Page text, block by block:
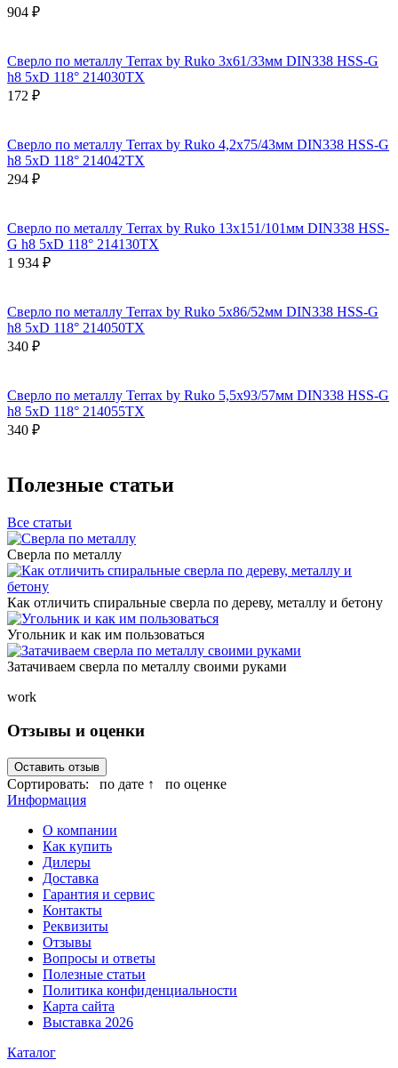
904 ₽
Сверло по металлу Terrax by Ruko 3x61/33мм DIN338 HSS-G
h8 5xD 118° 214030TX
172 ₽
Сверло по металлу Terrax by Ruko 4,2x75/43мм DIN338 HSS-G
h8 5xD 118° 214042TX
294 ₽
Сверло по металлу Terrax by Ruko 13x151/101мм DIN338 HSS-
G h8 5xD 118° 214130TX
1 934 ₽
Сверло по металлу Terrax by Ruko 5x86/52мм DIN338 HSS-G
h8 5xD 118° 214050TX
340 ₽
Сверло по металлу Terrax by Ruko 5,5x93/57мм DIN338 HSS-G
h8 5xD 118° 214055TX
340 ₽
Полезные статьи
Все статьи
Сверла по металлу
Как отличить спиральные сверла по дереву, металлу и бетону
Угольник и как им пользоваться
Затачиваем сверла по металлу своими руками
work
Отзывы и оценки
Оставить отзыв
Сортировать: по дате ↑
по оценке
Информация
О компании
Как купить
Дилеры
Доставка
Гарантия и сервис
Контакты
Реквизиты
Отзывы
Вопросы и ответы
Полезные статьи
Политика конфиденциальности
Карта сайта
Выставка 2026
Каталог